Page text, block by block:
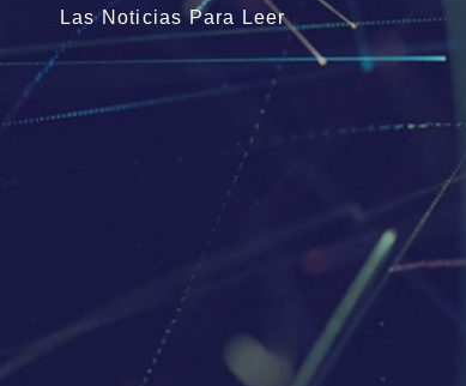
Las Noticias Para Leer